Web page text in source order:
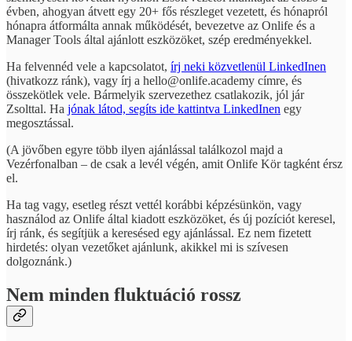
évben, ahogyan átvett egy 20+ fős részleget vezetett, és hónapról
hónapra átformálta annak működését, bevezetve az Onlife és a
Manager Tools által ajánlott eszközöket, szép eredményekkel.
Ha felvennéd vele a kapcsolatot, írj neki közvetlenül LinkedInen
(hivatkozz ránk), vagy írj a hello@onlife.academy címre, és
összekötlek vele. Bármelyik szervezethez csatlakozik, jól jár
Zsolttal. Ha jónak látod, segíts ide kattintva LinkedInen egy
megosztással.
(A jövőben egyre több ilyen ajánlással találkozol majd a
Vezérfonalban – de csak a levél végén, amit Onlife Kör tagként érsz
el.
Ha tag vagy, esetleg részt vettél korábbi képzésünkön, vagy
használod az Onlife által kiadott eszközöket, és új pozíciót keresel,
írj ránk, és segítjük a keresésed egy ajánlással. Ez nem fizetett
hirdetés: olyan vezetőket ajánlunk, akikkel mi is szívesen
dolgoznánk.)
Nem minden fluktuáció rossz